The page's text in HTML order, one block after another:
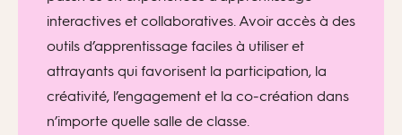
interactives et collaboratives. Avoir accès à des
outils d’apprentissage faciles à utiliser et
attrayants qui favorisent la participation, la
créativité, l’engagement et la co-création dans
n’importe quelle salle de classe.